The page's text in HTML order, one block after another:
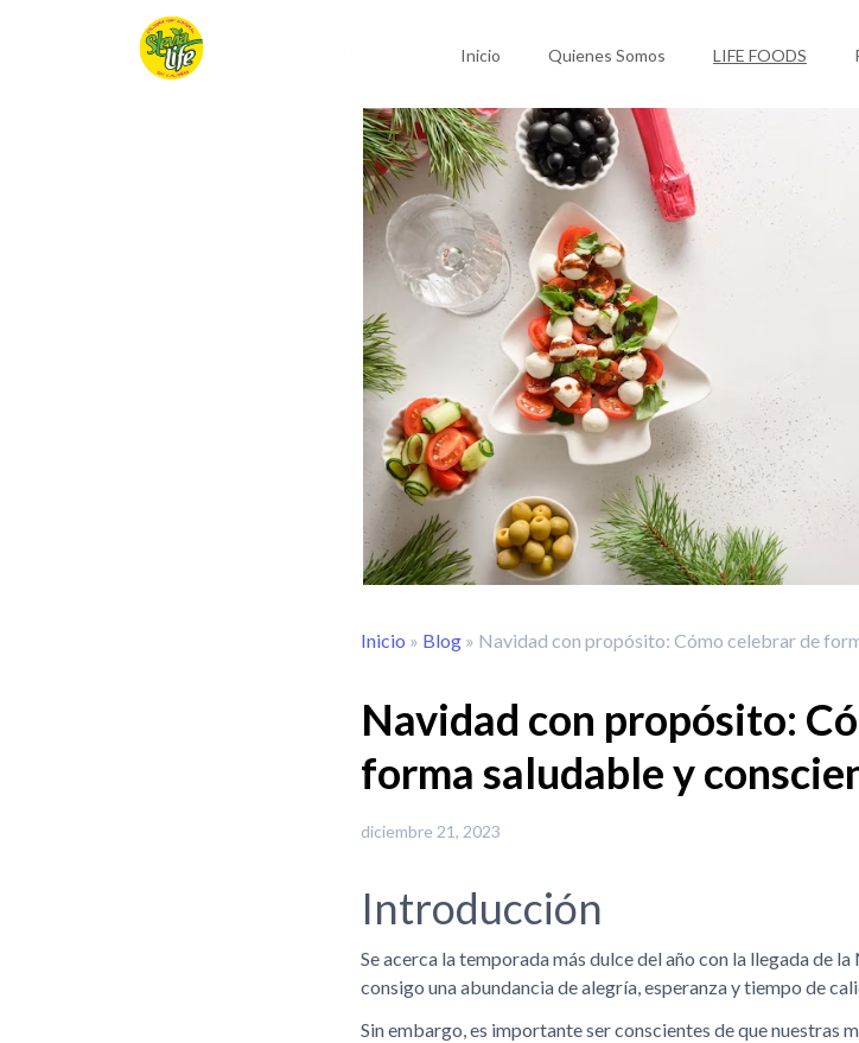
Inicio Quienes Somos LIFE FOODS
Inicio » Blog » Navidad con propósito: Cómo celebrar de
Navidad con propósito:
forma saludable y
diciembre 21, 2023
Introducción
Se acerca la temporada más dulce del año con la llegada de
consigo una abundancia de alegría, esperanza y tiempo de
Sin embargo, es importante ser conscientes de que nuestras